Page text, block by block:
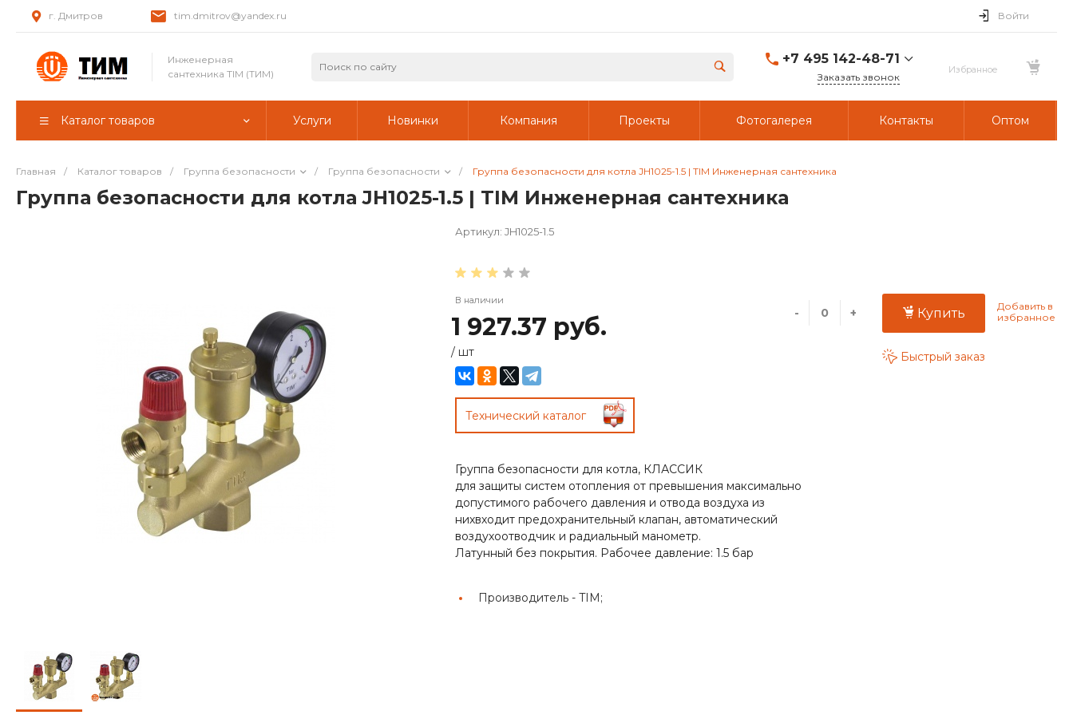
г. Дмитров tim.dmitrov@yandex.ru Войти
Инженерная
сантехника TIM (ТИМ)
+7 495 142-48-71
Заказать звонок
Каталог товаров Услуги Новинки Компания Проекты Фотогалерея Контакты Оптом
Главная / Каталог товаров / Группа безопасности / Группа безопасности / Группа безопасности для котла JH1025-1.5 | TIM Инженерная сантехника
Группа безопасности для котла JH1025-1.5 | TIM Инженерная сантехника
Артикул: JH1025-1.5
В наличии
1 927.37 руб.
/ шт
- + Купить
Быстрый заказ
Технический каталог
Группа безопасности для котла, КЛАССИК
для защиты систем отопления от превышения максимально
допустимого рабочего давления и отвода воздуха из
нихвходит предохранительный клапан, автоматический
воздухоотводчик и радиальный манометр.
Латунный без покрытия. Рабочее давление: 1.5 бар
Производитель - TIM;